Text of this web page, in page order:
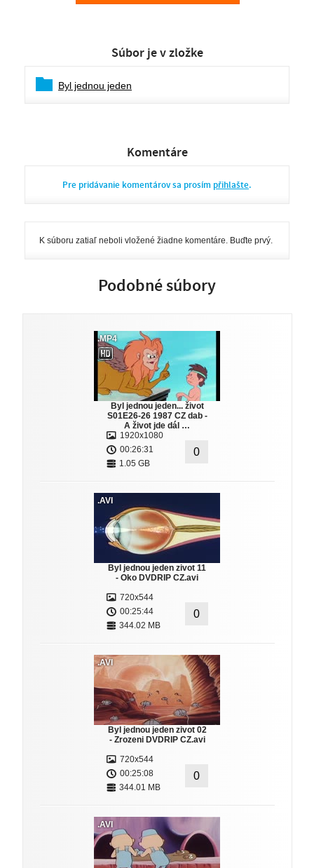
Súbor je v zložke
Byl jednou jeden
Komentáre
Pre pridávanie komentárov sa prosím přihlašte.
K súboru zatiaľ neboli vložené žiadne komentáre. Buďte prvý.
Podobné súbory
.MP4
Byl jednou jeden... život
S01E26-26 1987 CZ dab -
A život jde dál …
1920x1080
00:26:31
1.05 GB
0
.AVI
Byl jednou jeden zivot 11
- Oko DVDRIP CZ.avi
720x544
00:25:44
344.02 MB
0
.AVI
Byl jednou jeden zivot 02
- Zrozeni DVDRIP CZ.avi
720x544
00:25:08
344.01 MB
0
.AVI